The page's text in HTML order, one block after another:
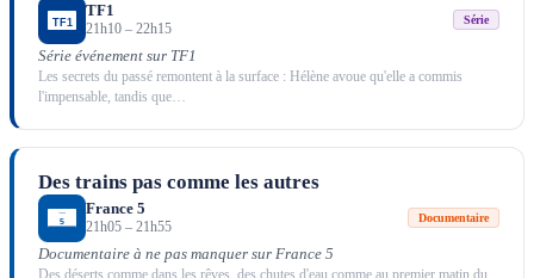
TF1
21h10 – 22h15
Série
Série événement sur TF1
Les secrets du passé remontent à la surface : Hélène avoue qu'elle a commis
l'impensable, tandis que…
Des trains pas comme les autres
France 5
21h05 – 21h55
Documentaire
Documentaire à ne pas manquer sur France 5
Des déserts comme dans les rêves, des chutes d'eau comme au premier matin du